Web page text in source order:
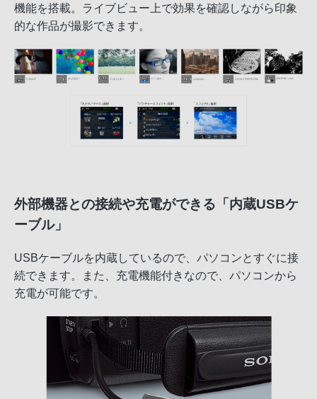
機能を搭載。ライブビュー上で効果を確認しながら印象
的な作品が撮影できます。
外部機器との接続や充電ができる「内蔵USBケ
ーブル」
USBケーブルを内蔵しているので、パソコンとすぐに接
続できます。また、充電機能付きなので、パソコンから
充電が可能です。